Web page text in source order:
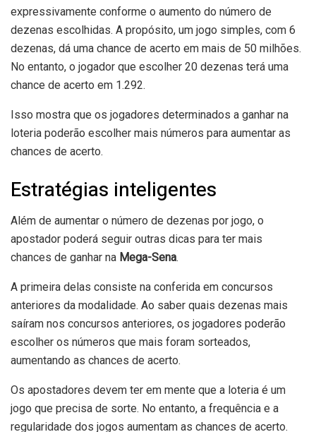
expressivamente conforme o aumento do número de
dezenas escolhidas. A propósito, um jogo simples, com 6
dezenas, dá uma chance de acerto em mais de 50 milhões.
No entanto, o jogador que escolher 20 dezenas terá uma
chance de acerto em 1.292.
Isso mostra que os jogadores determinados a ganhar na
loteria poderão escolher mais números para aumentar as
chances de acerto.
Estratégias inteligentes
Além de aumentar o número de dezenas por jogo, o
apostador poderá seguir outras dicas para ter mais
chances de ganhar na Mega-Sena.
A primeira delas consiste na conferida em concursos
anteriores da modalidade. Ao saber quais dezenas mais
saíram nos concursos anteriores, os jogadores poderão
escolher os números que mais foram sorteados,
aumentando as chances de acerto.
Os apostadores devem ter em mente que a loteria é um
jogo que precisa de sorte. No entanto, a frequência e a
regularidade dos jogos aumentam as chances de acerto.